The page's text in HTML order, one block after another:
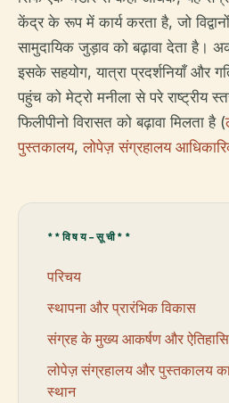
केंद्र के रूप में कार्य करता है, जो
सामुदायिक जुड़ाव को बढ़ावा देता है।
इसके सहयोग, यात्रा प्रदर्शनियाँ और
पहुंच को मेट्रो मनीला से परे राष्ट्रीय
फिलीपीनो विरासत को बढ़ावा मिलता है (
पुस्तकालय,लोपेज़ संग्रहालय
**विषय-सूची**
परिचय
स्थापना और प्रारंभिक विकास
संग्रह के मुख्य आकर्षण और
लोपेज़ संग्रहालय और पुस्तकालय
स्थान